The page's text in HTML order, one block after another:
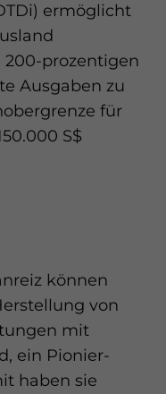
ermöglicht
prozentigen
Ausgaben zu
für
S$
können
von
mit
ein Pionier-
haben sie